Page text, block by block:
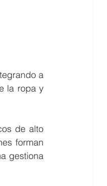
a
la ropa y
de alto
forman
gestiona